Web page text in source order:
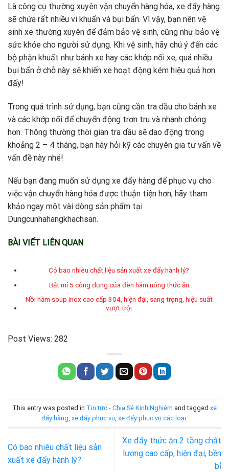
Là công cụ thường xuyên vận chuyển hàng hóa, xe đẩy hàng
sẽ chứa rất nhiều vi khuẩn và bụi bẩn. Vì vậy, bạn nên vệ
sinh xe thường xuyên để đảm bảo vệ sinh, cũng như bảo vệ
sức khỏe cho người sử dụng. Khi vệ sinh, hãy chú ý đến các
bộ phận khuất như bánh xe hay các khớp nối xe, quá nhiều
bụi bẩn ở chỗ này sẽ khiến xe hoạt động kém hiệu quả hơn
đấy!
Trong quá trình sử dụng, bạn cũng cần tra dầu cho bánh xe
và các khớp nối để chuyển động trơn tru và nhanh chóng
hơn. Thông thường thời gian tra dầu sẽ dao động trong
khoảng 2 – 4 tháng, bạn hãy hỏi kỹ các chuyên gia tư vấn về
vấn đề này nhé!
Nếu bạn đang muốn sử dụng xe đẩy hàng để phục vụ cho
việc vận chuyển hàng hóa được thuận tiện hơn, hãy tham
khảo ngay một vài dòng sản phẩm tại
Dungcunhahangkhachsan.
BÀI VIẾT LIÊN QUAN
Có bao nhiêu chất liệu sản xuất xe đẩy hành lý?
Bật mí 5 công dụng của đèn hâm nóng thức ăn
Nồi hâm soup inox cao cấp 304, hiện đại, sang trọng, hiệu suất
vượt trội
Post Views: 282
This entry was posted in Tin tức - Chia Sẻ Kinh Nghiệm and tagged xe
đẩy hàng xe đẩy phục vụ xe đẩy phục vụ các loại
Có bao nhiêu chất liệu sản
xuất xe đẩy hành lý?
Xe đẩy thức ăn 2 tầng chất
lượng cao cấp, hiện đại, bền
bỉ